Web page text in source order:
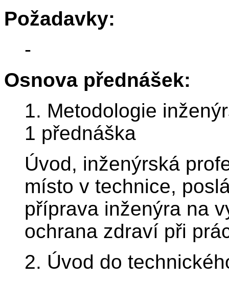
Požadavky:
-
Osnova přednášek:
1. Metodologie
1 přednáška
Úvod, inženýrská
místo v technice,
příprava inženýra na
ochrana zdraví při
2. Úvod do